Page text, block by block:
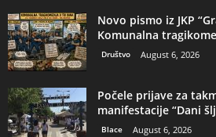
Novo pismo iz JKP
Komunalna
Društvo August 6, 2026
Počele prijave za
manifestacije “Dani
Blace August 6, 2026